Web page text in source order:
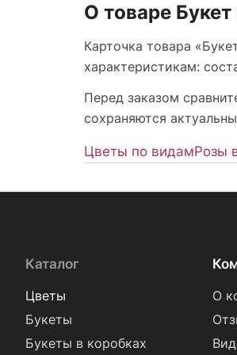
О товаре
Карточка товара
характеристикам:
Перед заказом
сохраняются
Цветы по видамРозы
Каталог
Цветы
Букеты
Букеты в коробках
О